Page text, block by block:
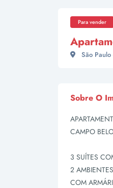
Para vender
São
Sobre O
CAMPO
3 SUÍTES
2
COM